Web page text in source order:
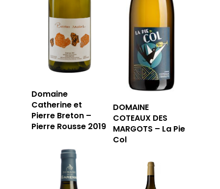
Domaine
Catherine et
Pierre Breton –
Pierre Rousse 2019
DOMAINE
COTEAUX DES
MARGOTS – La Pie
Col